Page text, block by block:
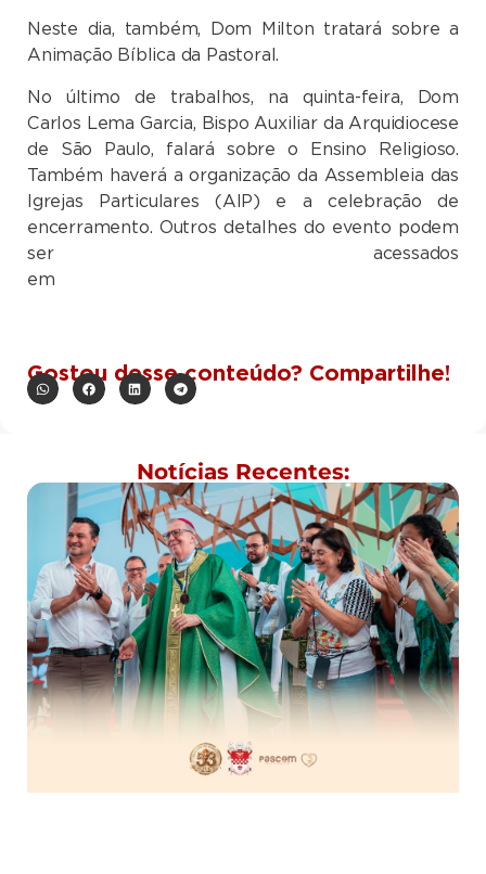
Neste dia, também, Dom Milton tratará sobre a
Animação Bíblica da Pastoral.
No último de trabalhos, na quinta-feira, Dom
Carlos Lema Garcia, Bispo Auxiliar da Arquidiocese
de São Paulo, falará sobre o Ensino Religioso.
Também haverá a organização da Assembleia das
Igrejas Particulares (AIP) e a celebração de
encerramento. Outros detalhes do evento podem
ser acessados
Gostou desse conteúdo? Compartilhe!
Notícias Recentes: